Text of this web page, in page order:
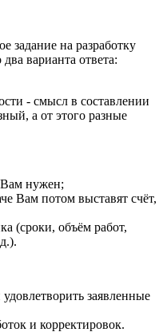
задание на разработку
варианта ответа:
- смысл в составлении
а от этого разные
нужен;
Вам потом выставят счёт,
(сроки, объём работ,
заявленные
и корректировок.